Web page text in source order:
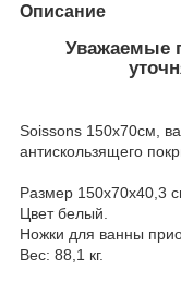
Описание
Уважаемые
Soissons 150х70см,
антискользящего
Размер 150х70х40,3
Цвет белый.
Ножки для ванны
Вес: 88,1 кг.